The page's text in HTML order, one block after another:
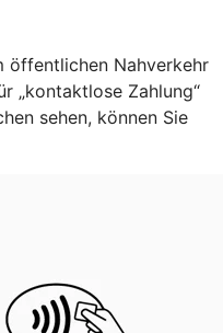
öffentlichen Nahverkehr
„kontaktlose Zahlung“
sehen, können Sie